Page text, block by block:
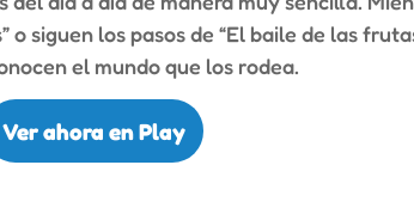
o siguen los pasos de “El baile de las
el mundo que los rodea.
Ver ahora en Play